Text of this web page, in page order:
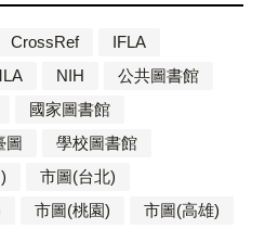
CrossRef
IFLA
NIH
公共圖書館
國家圖書館
圖
學校圖書館
市圖(台北)
市圖(桃園)
市圖(高雄)